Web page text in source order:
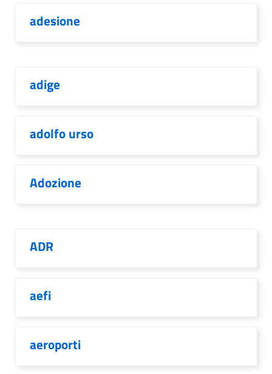
adesione
adige
adolfo urso
Adozione
ADR
aefi
aeroporti